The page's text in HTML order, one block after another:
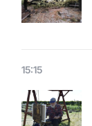
15:15